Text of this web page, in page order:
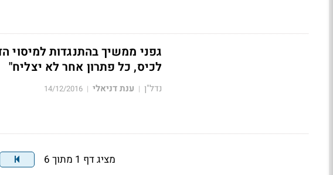
גפני ממשיך בהתנגדות למיסוי
לכיס, כל פתרון אחר לא יצליח"
נדל"ן | ענת דניאלי |
14/12/2016
מציג דף 1 מתוך 6